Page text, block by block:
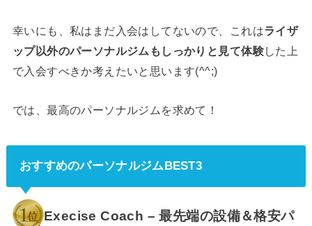
幸いにも、私はまだ入会はしてないので、これはライザ
ップ以外のパーソナルジムもしっかりと見て体験した上
で入会すべきか考えたいと思います(^^;)
では、最高のパーソナルジムを求めて！
おすすめのパーソナルジムBEST3
Execise Coach – 最先端の設備＆格安パ